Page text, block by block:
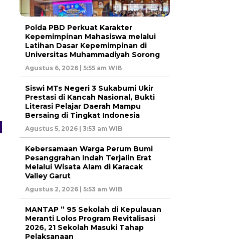
Polda PBD Perkuat Karakter
Kepemimpinan Mahasiswa melalui
Latihan Dasar Kepemimpinan di
Universitas Muhammadiyah Sorong
Agustus 6, 2026 | 5:55 am WIB
Siswi MTs Negeri 3 Sukabumi Ukir
Prestasi di Kancah Nasional, Bukti
Literasi Pelajar Daerah Mampu
Bersaing di Tingkat Indonesia
Agustus 5, 2026 | 3:53 am WIB
Kebersamaan Warga Perum Bumi
Pesanggrahan Indah Terjalin Erat
Melalui Wisata Alam di Karacak
Valley Garut
Agustus 2, 2026 | 5:53 am WIB
MANTAP ” 95 Sekolah di Kepulauan
Meranti Lolos Program Revitalisasi
2026, 21 Sekolah Masuki Tahap
Pelaksanaan